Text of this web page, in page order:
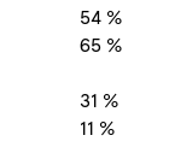
54 %
65 %
31 %
11 %